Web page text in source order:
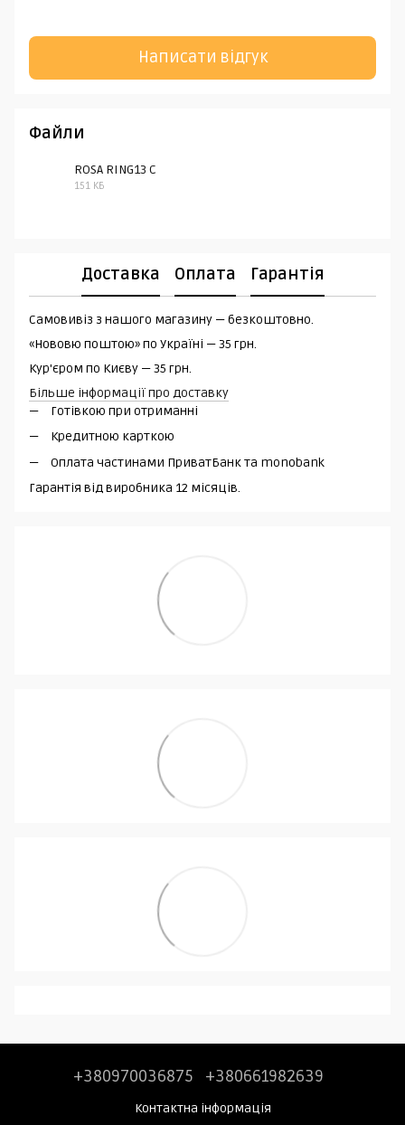
Написати відгук
Файли
ROSA RING13 C
151 КБ
Доставка Оплата Гарантія
Самовивіз з нашого магазину — безкоштовно.
«Нововю поштою» по Україні — 35 грн.
Кур'єром по Києву — 35 грн.
Більше інформації про доставку
Готівкою при отриманні
Кредитною карткою
Оплата частинами ПриватБанк та monobank
Гарантія від виробника 12 місяців.
+380970036875 +380661982639
Контактна інформація